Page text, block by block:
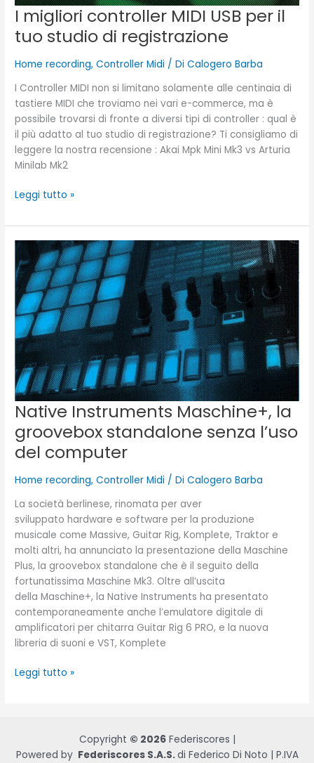
I migliori controller MIDI USB per il
tuo studio di registrazione
Home recording,Controller Midi / DiCalogero Barba
I Controller MIDI non si limitano solamente alle centinaia di
tastiere MIDI che troviamo nei vari e-commerce, ma è
possibile trovarsi di fronte a diversi tipi di controller : qual è
il più adatto al tuo studio di registrazione? Ti consigliamo di
leggere la nostra recensione : Akai Mpk Mini Mk3 vs Arturia
Minilab Mk2
Leggi tutto »
Native Instruments Maschine+, la
groovebox standalone senza l’uso
del computer
Home recording,Controller Midi / DiCalogero Barba
La società berlinese, rinomata per aver
sviluppato hardware e software per la produzione
musicale come Massive, Guitar Rig, Komplete, Traktor e
molti altri, ha annunciato la presentazione della Maschine
Plus, la groovebox standalone che è il seguito della
fortunatissima Maschine Mk3. Oltre all’uscita
della Maschine+, la Native Instruments ha presentato
contemporaneamente anche l’emulatore digitale di
amplificatori per chitarra Guitar Rig 6 PRO, e la nuova
libreria di suoni e VST, Komplete
Instruments
Maschine+,
la
groovebox
standalone
senza
l’uso
del
computer
Leggi tutto »
Copyright © 2026Federiscores |
Powered by Federiscores S.A.S.di Federico Di Noto | P.IVA